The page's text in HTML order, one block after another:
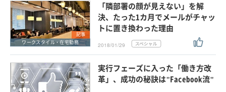
外部ニュース
スペシャルに限定する
タグ ×
× グループウェア・コラボレーション
記事
ワークスタイル・在宅勤務
「隣部署の顔が見えない」を解
決、たった1カ月でメールがチャッ
トに置き換わった理由
2018/01/29
実行フェーズに入った「働き方改
革」、成功の秘訣は"Facebook流"